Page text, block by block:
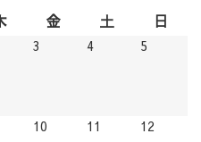
木
金金
土 日
3 2026.07.03
42026.07.04
5
10 2026.07.10
11 2026.07.11
12